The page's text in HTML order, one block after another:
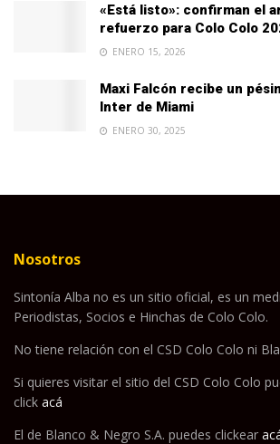
«Está listo»: confirman el
refuerzo para Colo Colo
ENERO 15, 2026
Maxi Falcón recibe un
Inter de Miami
ENERO 30, 2025
Nosotros
Sintonía Alba no es un sitio oficial, es un
Periodistas, Socios e Hinchas de Colo Colo.
No tiene relación con el CSD Colo Colo ni
Si quieres visitar el sitio del CSD Colo Colo
click acá
El de Blanco & Negro S.A. puedes clickear